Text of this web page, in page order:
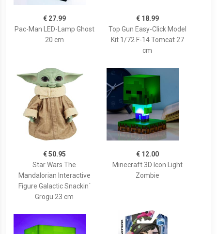
€ 27.99
Pac-Man LED-Lamp Ghost
20 cm
€ 18.99
Top Gun Easy-Click Model
Kit 1/72 F-14 Tomcat 27
cm
€ 50.95
Star Wars The
Mandalorian Interactive
Figure Galactic Snackin´
Grogu 23 cm
€ 12.00
Minecraft 3D Icon Light
Zombie